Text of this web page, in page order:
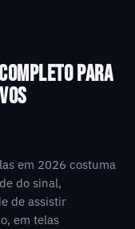
PARA
em 2026 costuma
do sinal,
de assistir
em telas